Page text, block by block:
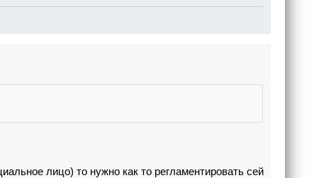
лицо) то нужно как то регламентировать сей